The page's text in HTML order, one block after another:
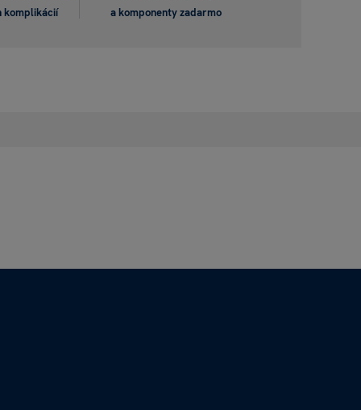
komplikácií a komponenty zadarmo